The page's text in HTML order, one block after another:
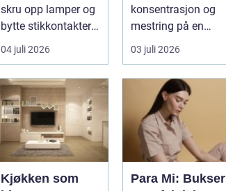
skru opp lamper og
bytte stikkontakter.
Yrket handler om
sikker...
04 juli 2026
konsentrasjon og
mestring på en
måte få andre
aktiviteter gjør...
03 juli 2026
Kjøkken som
Para Mi: Bukser